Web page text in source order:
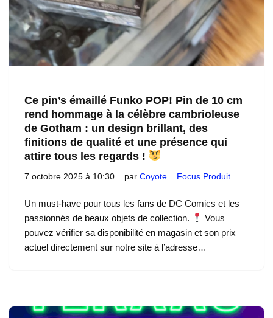
Ce pin’s émaillé Funko POP! Pin de 10 cm
rend hommage à la célèbre cambrioleuse
de Gotham : un design brillant, des
finitions de qualité et une présence qui
attire tous les regards !
7 octobre 2025 à 10:30 par Coyote Focus Produit
Un must-have pour tous les fans de DC Comics et les
passionnés de beaux objets de collection.
Vous
pouvez vérifier sa disponibilité en magasin et son prix
actuel directement sur notre site à l’adresse…